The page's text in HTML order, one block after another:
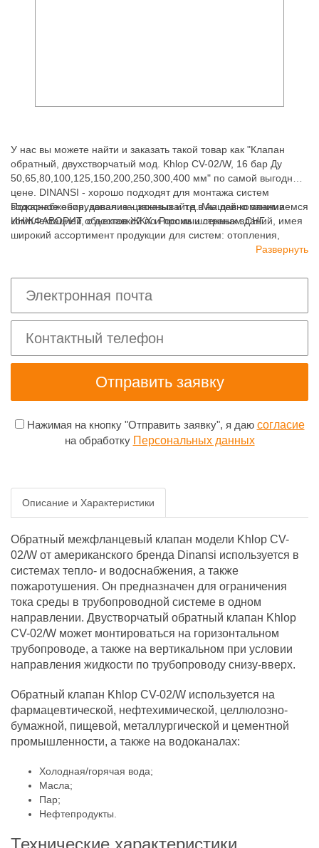
У нас вы можете найти и заказать такой товар как "Клапан
обратный, двухстворчатый мод. Khlop CV-02/W, 16 бар Ду
50,65,80,100,125,150,200,250,300,400 мм" по самой выгодной
цене. DINANSI - хорошо подходят для монтажа систем
водоснабжения, канализационных и т.д. Мы давно занимаемся
комплектацией объектов ЖКХ и промышленных зданий, имея
широкий ассортимент продукции для систем: отопления,
Пожарное оборудование - заказывайте в нашей компании
ИНЖФАВОРИТ, с доставкой по России и странам СНГ.
Развернуть
Нажимая на кнопку "Отправить заявку", я даю согласие
на обработку Персональных данных
Описание и Характеристики
Обратный межфланцевый клапан модели Khlop CV-
02/W от американского бренда Dinansi используется в
системах тепло- и водоснабжения, а также
пожаротушения. Он предназначен для ограничения
тока среды в трубопроводной системе в одном
направлении. Двустворчатый обратный клапан Khlop
CV-02/W может монтироваться на горизонтальном
трубопроводе, а также на вертикальном при условии
направления жидкости по трубопроводу снизу-вверх.
Обратный клапан Khlop CV-02/W используется на
фармацевтической, нефтехимической, целлюлозно-
бумажной, пищевой, металлургической и цементной
промышленности, а также на водоканалах:
Холодная/горячая вода;
Масла;
Пар;
Нефтепродукты.
Технические характеристики